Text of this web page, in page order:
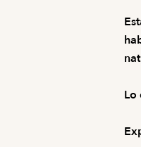
Lo